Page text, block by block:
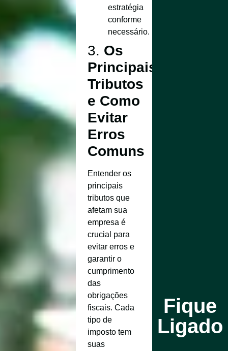
estratégia
conforme
necessário.
3. Os
Principais
Tributos
e Como
Evitar
Erros
Comuns
Entender os
principais
tributos que
afetam sua
empresa é
crucial para
evitar erros e
garantir o
cumprimento
das
obrigações
fiscais. Cada
tipo de
imposto tem
suas
Fique
Ligado